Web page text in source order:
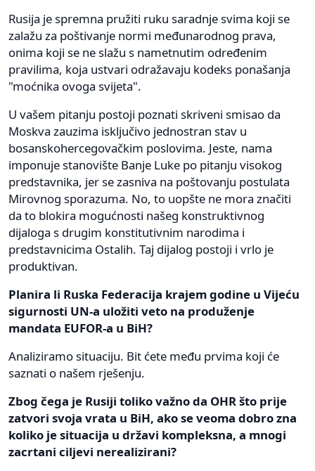
Rusija je spremna pružiti ruku saradnje svima koji se
zalažu za poštivanje normi međunarodnog prava,
onima koji se ne slažu s nametnutim određenim
pravilima, koja ustvari odražavaju kodeks ponašanja
"moćnika ovoga svijeta".
U vašem pitanju postoji poznati skriveni smisao da
Moskva zauzima isključivo jednostran stav u
bosanskohercegovačkim poslovima. Jeste, nama
imponuje stanovište Banje Luke po pitanju visokog
predstavnika, jer se zasniva na poštovanju postulata
Mirovnog sporazuma. No, to uopšte ne mora značiti
da to blokira mogućnosti našeg konstruktivnog
dijaloga s drugim konstitutivnim narodima i
predstavnicima Ostalih. Taj dijalog postoji i vrlo je
produktivan.
Planira li Ruska Federacija krajem godine u Vijeću
sigurnosti UN-a uložiti veto na produženje
mandata EUFOR-a u BiH?
Analiziramo situaciju. Bit ćete među prvima koji će
saznati o našem rješenju.
Zbog čega je Rusiji toliko važno da OHR što prije
zatvori svoja vrata u BiH, ako se veoma dobro zna
koliko je situacija u državi kompleksna, a mnogi
zacrtani ciljevi nerealizirani?